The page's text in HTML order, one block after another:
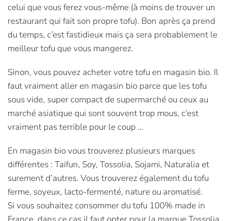
celui que vous ferez vous-même (à moins de trouver un
restaurant qui fait son propre tofu). Bon après ça prend
du temps, c’est fastidieux mais ça sera probablement le
meilleur tofu que vous mangerez.
Sinon, vous pouvez acheter votre tofu en magasin bio. Il
faut vraiment aller en magasin bio parce que les tofu
sous vide, super compact de supermarché ou ceux au
marché asiatique qui sont souvent trop mous, c’est
vraiment pas terrible pour le coup …
En magasin bio vous trouverez plusieurs marques
différentes : Taifun, Soy, Tossolia, Sojami, Naturalia et
surement d’autres. Vous trouverez également du tofu
ferme, soyeux, lacto-fermenté, nature ou aromatisé.
Si vous souhaitez consommer du tofu 100% made in